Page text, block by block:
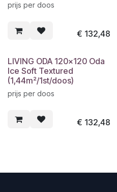
prijs per doos
€ 132,48
LIVING ODA 120x120 Oda
Ice Soft Textured
(1,44m²/1st/doos)
prijs per doos
€ 132,48